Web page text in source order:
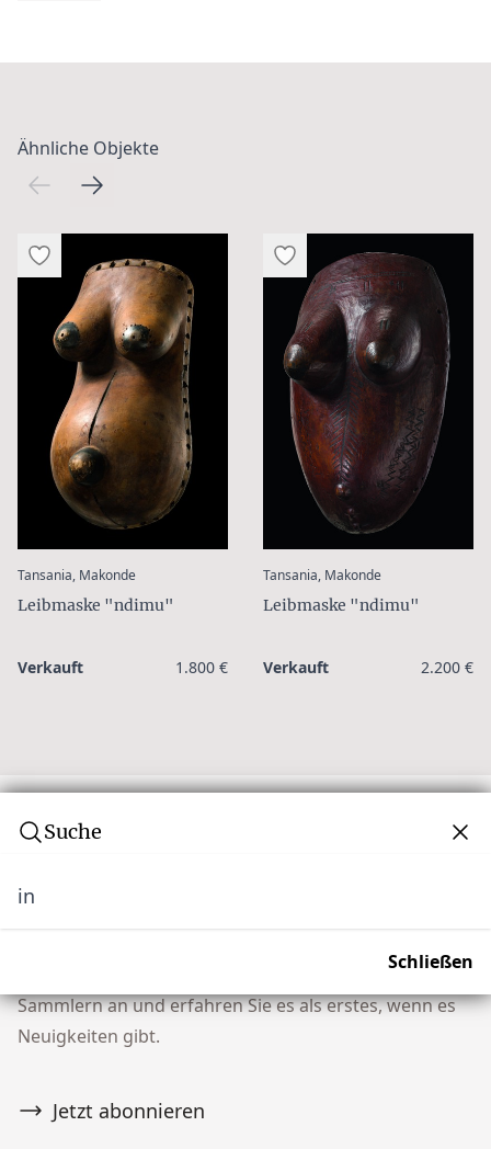
Ähnliche Objekte
Tansania, Makonde:
Leibmaske "ndimu"
Verkauft 1.800 €
Tansania, Makonde:
Leibmaske "ndimu"
Verkauft 2.200 €
Suche
in
Schließen
Abonnieren Sie unseren Newsletter
unserer Community von über 10.000 Tribal Art
Sammlern an und erfahren Sie es als erstes, wenn es
Neuigkeiten gibt.
Jetzt abonnieren